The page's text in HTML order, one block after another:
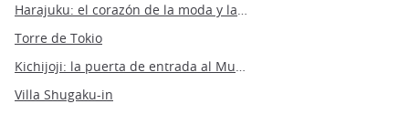
Harajuku: el corazón de la moda y la cultura urbana en Tokio
Torre de Tokio
Kichijoji: la puerta de entrada al Museo Ghibli
Villa Shugaku-in